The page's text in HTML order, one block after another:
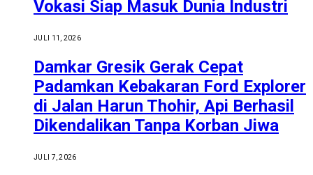
Vokasi Siap Masuk Dunia Industri
JULI 11, 2026
Damkar Gresik Gerak Cepat
Padamkan Kebakaran Ford Explorer
di Jalan Harun Thohir, Api Berhasil
Dikendalikan Tanpa Korban Jiwa
JULI 7, 2026